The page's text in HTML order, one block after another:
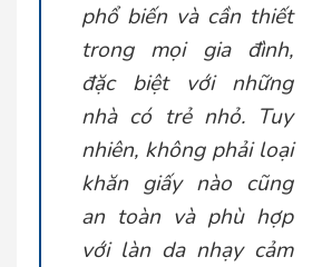
phổ biến và cần thiết
trong mọi gia đình,
đặc biệt với những
nhà có trẻ nhỏ. Tuy
nhiên, không phải loại
khăn giấy nào cũng
an toàn và phù hợp
với làn da nhạy cảm